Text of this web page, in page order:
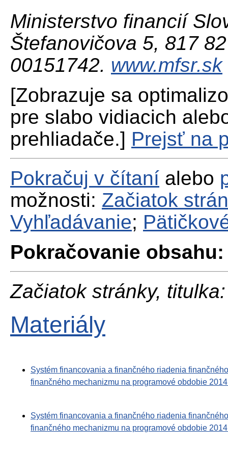
Ministerstvo financií
Štefanovičova 5, 817
00151742. www.mfsr.sk
[Zobrazuje sa
pre slabo vidiacich
prehliadače.] Prejsť na
Pokračuj v čítaní alebo
možnosti: Začiatok
Vyhľadávanie;
Pokračovanie obsahu:
Začiatok stránky, titulka:
Materiály
Systém financovania a finančného riadenia
finančného mechanizmu na programové obdobie
Systém financovania a finančného riadenia
finančného mechanizmu na programové obdobie